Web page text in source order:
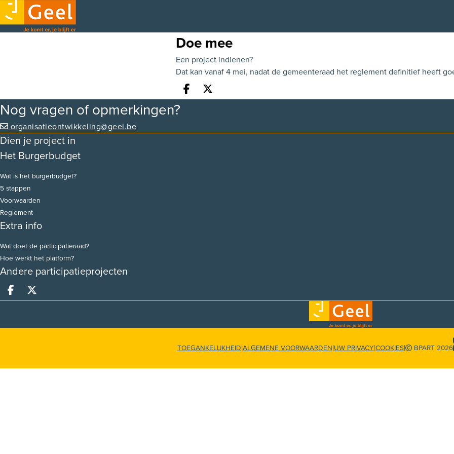
Doe mee
Een project indienen?
Dat kan vanaf 4 mei, nadat de gemeenteraad het reglement definitief heeft
Deel op facebook
Deel op X
Nog vragen of opmerkingen?
organisatieontwikkeling@geel.be
Dien je project in
Het Burgerbudget
Wat is het burgerbudget?
5 stappen
Voorwaarden
Reglement
Extra info
Wat doet de participatieraad?
Hoe werkt het platform?
Andere participatieprojecten
Deel op facebook
Deel op X
TOEGANKELIJKHEID|ALGEMENE VOORWAARDEN|UW PRIVACY|COOKIES| BPART 2026